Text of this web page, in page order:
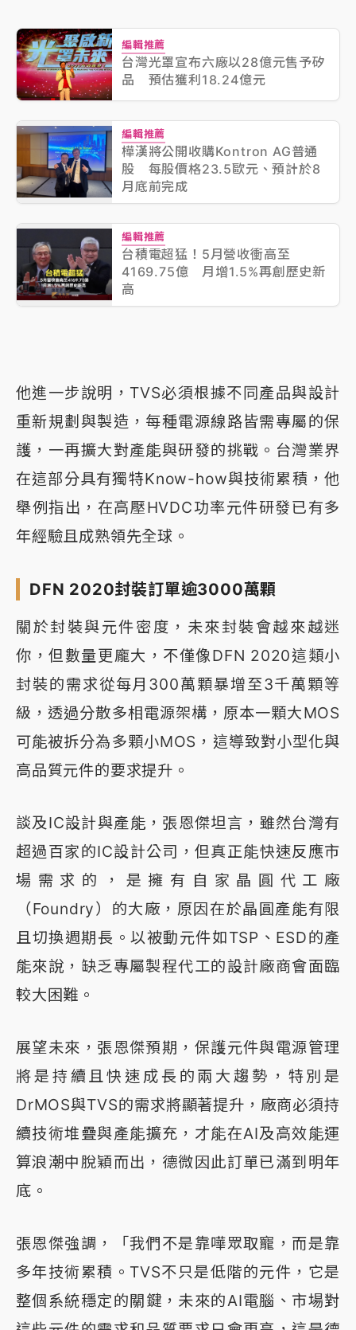
編輯推薦
台灣光罩宣布六廠以28億元售予矽
品 預估獲利18.24億元
編輯推薦
樺漢將公開收購Kontron AG普通
股 每股價格23.5歐元、預計於8
月底前完成
編輯推薦
台積電超猛！5月營收衝高至
4169.75億 月增1.5%再創歷史新
高
他進一步說明，TVS必須根據不同產品與設計
重新規劃與製造，每種電源線路皆需專屬的保
護，一再擴大對產能與研發的挑戰。台灣業界
在這部分具有獨特Know-how與技術累積，他
舉例指出，在高壓HVDC功率元件研發已有多
年經驗且成熟領先全球。
DFN 2020封裝訂單逾3000萬顆
關於封裝與元件密度，未來封裝會越來越迷
你，但數量更龐大，不僅像DFN 2020這類小
封裝的需求從每月300萬顆暴增至3千萬顆等
級，透過分散多相電源架構，原本一顆大MOS
可能被拆分為多顆小MOS，這導致對小型化與
高品質元件的要求提升。
談及IC設計與產能，張恩傑坦言，雖然台灣有
超過百家的IC設計公司，但真正能快速反應市
場需求的，是擁有自家晶圓代工廠
（Foundry）的大廠，原因在於晶圓產能有限
且切換週期長。以被動元件如TSP、ESD的產
能來說，缺乏專屬製程代工的設計廠商會面臨
較大困難。
展望未來，張恩傑預期，保護元件與電源管理
將是持續且快速成長的兩大趨勢，特別是
DrMOS與TVS的需求將顯著提升，廠商必須持
續技術堆疊與產能擴充，才能在AI及高效能運
算浪潮中脫穎而出，德微因此訂單已滿到明年
底。
張恩傑強調，「我們不是靠嘩眾取寵，而是靠
多年技術累積。TVS不只是低階的元件，它是
整個系統穩定的關鍵，未來的AI電腦、市場對